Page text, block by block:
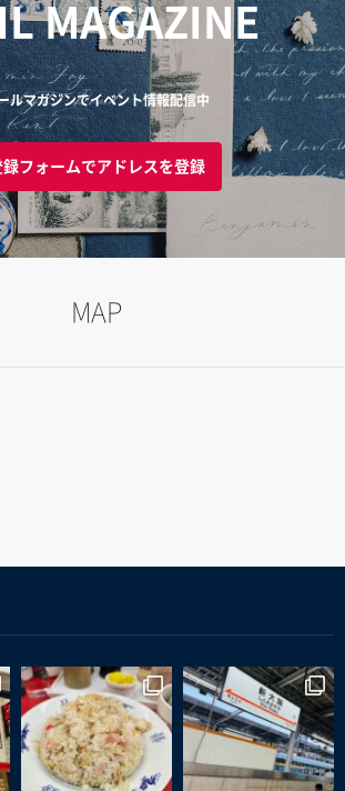
MAGAZINE
ルマガジンでイベント情報配信中
録フォームでアドレスを登録
MAP